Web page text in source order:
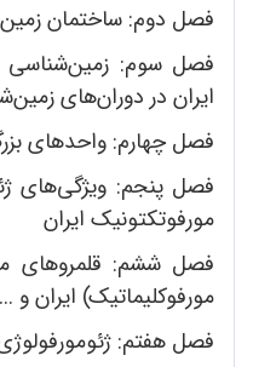
فصل دوم: ساختمان زمین
فصل سوم: زمین‌شناسی
ایران در دوران‌های
فصل چهارم: واحدهای
فصل پنجم: ویژگی‌های
مورفوتکتونیک ایران
فصل ششم: قلمروهای
مورفوکلیماتیک) ایران و ...
فصل هفتم: ژئومورفولوژی